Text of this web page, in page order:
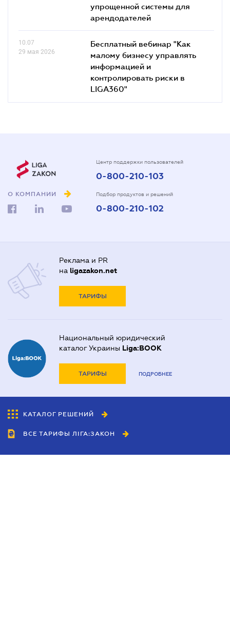
упрощенной системы для
арендодателей
10.07
29 мая 2026
Бесплатный вебинар "Как
малому бизнесу управлять
информацией и
контролировать риски в
LIGA360"
О КОМПАНИИ
Центр поддержки пользователей
0-800-210-103
Подбор продуктов и решений
0-800-210-102
Реклама и PR
на ligazakon.net
ТАРИФЫ
Национальный юридический
каталог Украины Liga:BOOK
ТАРИФЫ ПОДРОБНЕЕ
КАТАЛОГ РЕШЕНИЙ
ВСЕ ТАРИФЫ ЛІГА:ЗАКОН